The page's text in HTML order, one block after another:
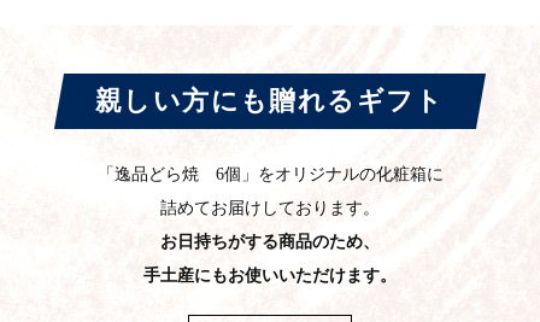
親しい方にも贈れるギフト
「逸品どら焼 6個」をオリジナルの化粧箱に
詰めてお届けしております。
お日持ちがする商品のため、
手土産にもお使いいただけます。